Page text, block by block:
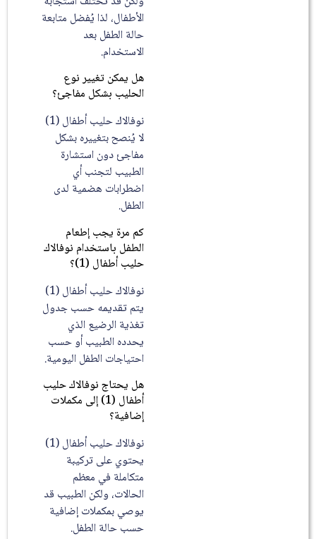
الأطفال، لذا يُفضل متابعة
حالة الطفل بعد
الاستخدام.
هل يمكن تغيير نوع
الحليب بشكل مفاجئ؟
نوفالاك حليب أطفال (1)
لا يُنصح بتغييره بشكل
مفاجئ دون استشارة
الطبيب لتجنب أي
اضطرابات هضمية لدى
كم مرة يجب إطعام
الطفل باستخدام نوفالاك
حليب أطفال (1)؟
نوفالاك حليب أطفال (1)
يتم تقديمه حسب جدول
تغذية الرضيع الذي
يحدده الطبيب أو حسب
احتياجات الطفل اليومية.
هل يحتاج نوفالاك حليب
أطفال (1) إلى مكملات
إضافية؟
نوفالاك حليب أطفال (1)
يحتوي على تركيبة
متكاملة في معظم
الحالات، ولكن الطبيب قد
يوصي بمكملات إضافية
حسب حالة الطفل.